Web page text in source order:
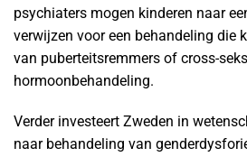
psychiaters mogen kinderen naar
verwijzen voor een behandeling die
van puberteitsremmers of cross-
hormoonbehandeling.
Verder investeert Zweden in
naar behandeling van